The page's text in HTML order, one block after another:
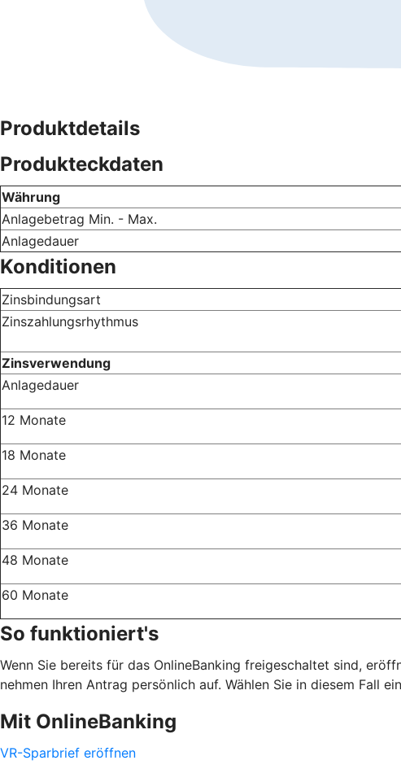
Produktdetails
Produkteckdaten
Währung
Anlagebetrag Min. - Max.
Anlagedauer
Konditionen
Zinsbindungsart
Zinszahlungsrhythmus
Zinsverwendung
Anlagedauer
12 Monate
18 Monate
24 Monate
36 Monate
48 Monate
60 Monate
So funktioniert's
Wenn Sie bereits für das OnlineBanking freigeschaltet sind,
nehmen Ihren Antrag persönlich auf. Wählen Sie in diesem Fall
Mit OnlineBanking
VR-Sparbrief eröffnen